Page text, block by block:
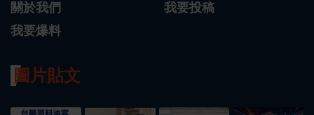
關於我們
我要投稿
我要爆料
圖片貼文